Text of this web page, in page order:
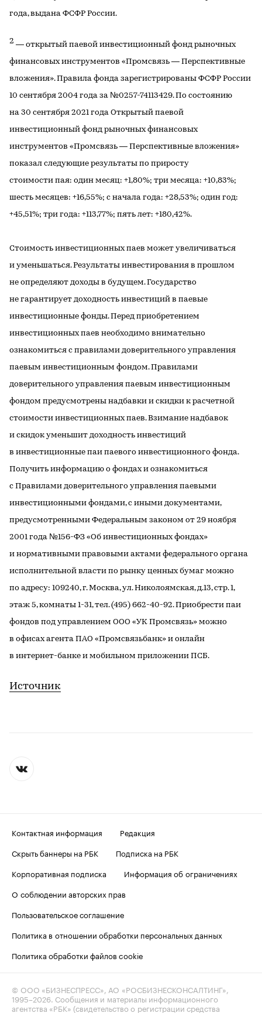
года, выдана ФСФР России.
2 — открытый паевой инвестиционный фонд рыночных
финансовых инструментов «Промсвязь — Перспективные
вложения». Правила фонда зарегистрированы ФСФР России
10 сентября 2004 года за №0257-74113429. По состоянию
на 30 сентября 2021 года Открытый паевой
инвестиционный фонд рыночных финансовых
инструментов «Промсвязь — Перспективные вложения»
показал следующие результаты по приросту
стоимости пая: один месяц: +1,80%; три месяца: +10,83%;
шесть месяцев: +16,55%; с начала года: +28,53%; один год:
+45,51%; три года: +113,77%; пять лет: +180,42%.
Стоимость инвестиционных паев может увеличиваться
и уменьшаться. Результаты инвестирования в прошлом
не определяют доходы в будущем. Государство
не гарантирует доходность инвестиций в паевые
инвестиционные фонды. Перед приобретением
инвестиционных паев необходимо внимательно
ознакомиться с правилами доверительного управления
паевым инвестиционным фондом. Правилами
доверительного управления паевым инвестиционным
фондом предусмотрены надбавки и скидки к расчетной
стоимости инвестиционных паев. Взимание надбавок
и скидок уменьшит доходность инвестиций
в инвестиционные паи паевого инвестиционного фонда.
Получить информацию о фондах и ознакомиться
с Правилами доверительного управления паевыми
инвестиционными фондами, с иными документами,
предусмотренными Федеральным законом от 29 ноября
2001 года №156-ФЗ «Об инвестиционных фондах»
и нормативными правовыми актами федерального органа
исполнительной власти по рынку ценных бумаг можно
по адресу: 109240, г. Москва, ул. Николоямская, д.13, стр. 1,
этаж 5, комнаты 1-31, тел. (495) 662-40-92. Приобрести паи
фондов под управлением ООО «УК Промсвязь» можно
в офисах агента ПАО «Промсвязьбанк» и онлайн
в интернет-банке и мобильном приложении ПСБ.
Источник
Контактная информация
Редакция
Скрыть баннеры на РБК
Подписка на РБК
Корпоративная подписка
Информация об ограничениях
О соблюдении авторских прав
Пользовательское соглашение
Политика в отношении обработки персональных данных
Политика обработки файлов cookie
© ООО «БИЗНЕСПРЕСС», АО «РОСБИЗНЕСКОНСАЛТИНГ»,
1995–2026. Сообщения и материалы информационного
агентства «РБК» (свидетельство о регистрации средства